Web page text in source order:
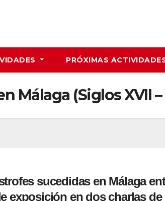
PRÓXIMAS
Málaga (Siglos XVII –
sucedidas en Málaga
exposición en dos charlas de